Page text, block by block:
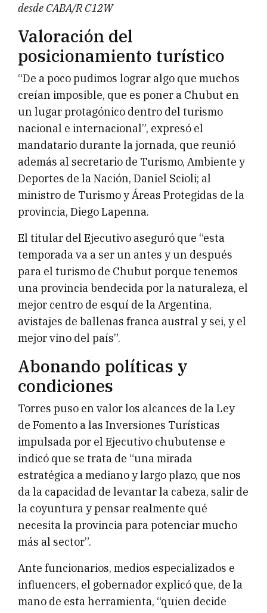
desde CABA/R C12W
Valoración del
posicionamiento turístico
“De a poco pudimos lograr algo que muchos
creían imposible, que es poner a Chubut en
un lugar protagónico dentro del turismo
nacional e internacional”, expresó el
mandatario durante la jornada, que reunió
además al secretario de Turismo, Ambiente y
Deportes de la Nación, Daniel Scioli; al
ministro de Turismo y Áreas Protegidas de la
provincia, Diego Lapenna.
El titular del Ejecutivo aseguró que “esta
temporada va a ser un antes y un después
para el turismo de Chubut porque tenemos
una provincia bendecida por la naturaleza, el
mejor centro de esquí de la Argentina,
avistajes de ballenas franca austral y sei, y el
mejor vino del país”.
Abonando políticas y
condiciones
Torres puso en valor los alcances de la Ley
de Fomento a las Inversiones Turísticas
impulsada por el Ejecutivo chubutense e
indicó que se trata de “una mirada
estratégica a mediano y largo plazo, que nos
da la capacidad de levantar la cabeza, salir de
la coyuntura y pensar realmente qué
necesita la provincia para potenciar mucho
más al sector”.
Ante funcionarios, medios especializados e
influencers, el gobernador explicó que, de la
mano de esta herramienta, “quien decide